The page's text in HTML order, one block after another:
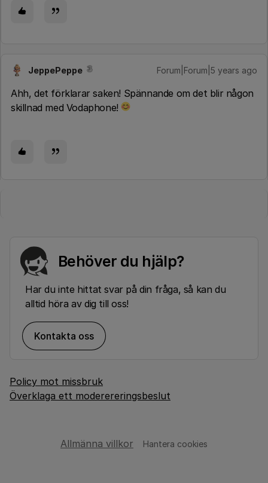
JeppePeppe Forum|Forum|5 years ago
Ahh, det förklarar saken! Spännande om det blir någon
skillnad med Vodaphone!
Behöver du hjälp?
Har du inte hittat svar på din fråga, så kan du
alltid höra av dig till oss!
Kontakta oss
Policy mot missbruk
Överklaga ett moderereringsbeslut
Allmänna villkor Hantera cookies